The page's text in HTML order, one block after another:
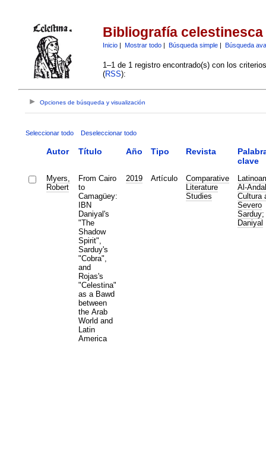
Bibliografía celestinesca
Inicio| Mostrar todo| Búsqueda simple| Búsqueda
1–1 de 1 registro encontrado(s) con los
(RSS):
Opciones de búsqueda y visualización
Seleccionar todo Deseleccionar todo
Autor Título Año Tipo Revista
clave
Myers,
Robert
From Cairo
to
Camagüey:
IBN
Daniyal's
"The
Shadow
Spirit",
Sarduy's
"Cobra",
and
Rojas's
"Celestina"
as a Bawd
between
the Arab
World and
Latin
America
2019 Artículo
Comparative
Literature
Studies
Al-
Cultura
Severo
Sarduy;
Daniyal